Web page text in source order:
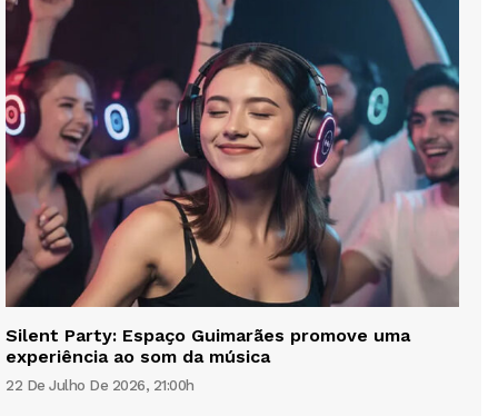
Silent Party: Espaço Guimarães promove uma
experiência ao som da música
22 De Julho De 2026, 21:00h